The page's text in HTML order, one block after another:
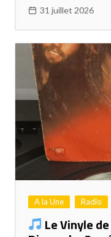
31 juillet 2026
A la Une Radio
Le Vinyle